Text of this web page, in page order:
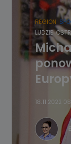
REGION
LUDZIE
18.11.2022